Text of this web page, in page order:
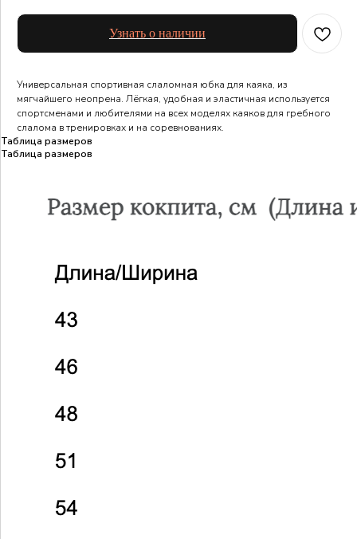
Узнать о наличии
Универсальная спортивная слаломная юбка для каяка, из
мягчайшего неопрена. Лёгкая, удобная и эластичная используется
спортсменами и любителями на всех моделях каяков для гребного
слалома в тренировках и на соревнованиях.
Таблица размеров
Таблица размеров